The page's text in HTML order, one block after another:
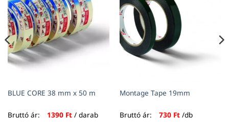
BLUE CORE 38 mm x 50 m
Bruttó ár: 1390 Ft/ darab
Montage Tape 19mm
Bruttó ár: 730 Ft/db